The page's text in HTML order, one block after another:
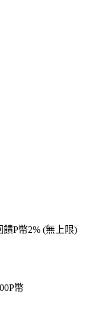
饋P幣2% (無上限)
幣